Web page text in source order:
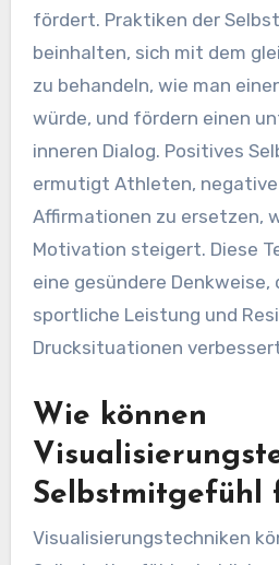
wie
Selbstfreundlichkeit und
Selbstgespräch verbessern.
Achtsamkeitsmeditation
Moment präsent zu bleiben
abzubauen, was die
fördert. Praktiken der
beinhalten, sich mit dem
zu behandeln, wie man
würde, und fördern einen
inneren Dialog. Positives
Affirmationen zu ersetzen,
Motivation steigert. Diese
eine gesündere Denkweise,
sportliche Leistung und
Drucksituationen